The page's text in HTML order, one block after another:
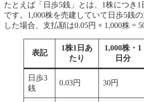
たとえば「日歩5銭」とは、1株につき1
です。1,000株を売建していて日歩5銭
した場合、支払額は0.05円 × 1,000株 =
表記
1株1日あ
たり
1,000株・1
日分
日歩3
銭
0.03円 30円